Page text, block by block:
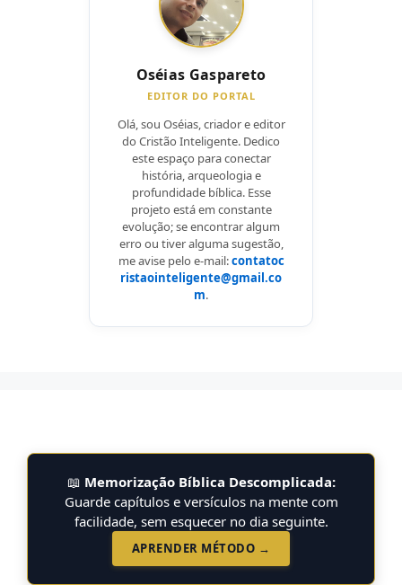
Oséias Gaspareto
EDITOR DO PORTAL
Olá, sou Oséias, criador e editor
do Cristão Inteligente. Dedico
este espaço para conectar
história, arqueologia e
profundidade bíblica. Esse
projeto está em constante
evolução; se encontrar algum
erro ou tiver alguma sugestão,
me avise pelo e-mail:contatoc
ristaointeligente@gmail.co
m.
📖 Memorização Bíblica Descomplicada:
Guarde capítulos e versículos na mente com
facilidade, sem esquecer no dia seguinte.
APRENDER MÉTODO →